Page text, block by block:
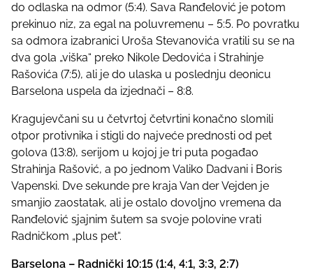
do odlaska na odmor (5:4). Sava Ranđelović je potom
prekinuo niz, za egal na poluvremenu – 5:5. Po povratku
sa odmora izabranici Uroša Stevanovića vratili su se na
dva gola „viška“ preko Nikole Dedovića i Strahinje
Rašovića (7:5), ali je do ulaska u poslednju deonicu
Barselona uspela da izjednači – 8:8.
Kragujevčani su u četvrtoj četvrtini konačno slomili
otpor protivnika i stigli do najveće prednosti od pet
golova (13:8), serijom u kojoj je tri puta pogađao
Strahinja Rašović, a po jednom Valiko Dadvani i Boris
Vapenski. Dve sekunde pre kraja Van der Vejden je
smanjio zaostatak, ali je ostalo dovoljno vremena da
Ranđelović sjajnim šutem sa svoje polovine vrati
Radničkom „plus pet“.
Barselona – Radnički 10:15 (1:4, 4:1, 3:3, 2:7)